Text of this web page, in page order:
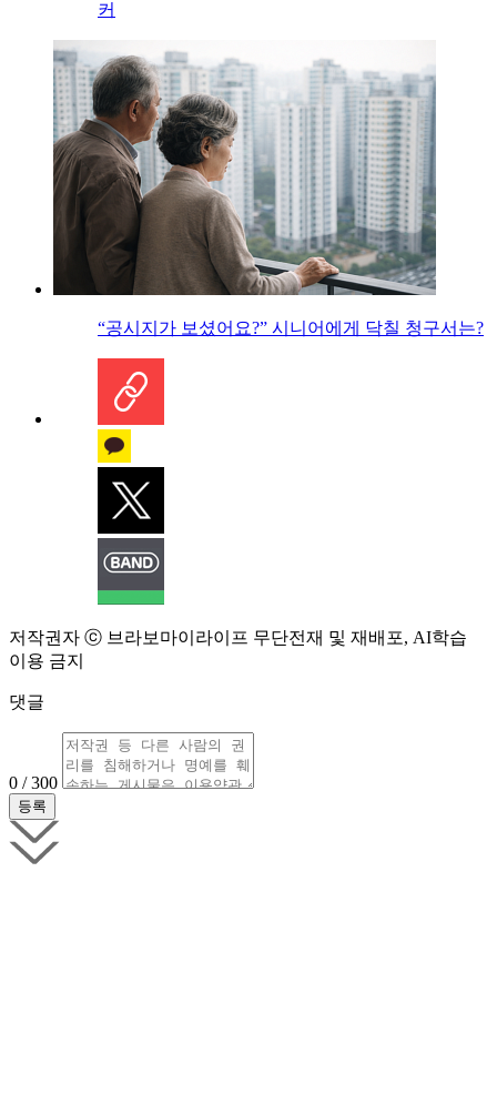
커
“공시지가 보셨어요?” 시니어에게 닥칠 청구서는?
저작권자 ⓒ 브라보마이라이프 무단전재 및 재배포, AI학습
이용 금지
댓글
0 / 300